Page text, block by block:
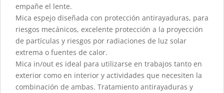
empañe el lente.
Mica espejo diseñada con protección antirayaduras, para
riesgos mecánicos, excelente protección a la proyección
de partículas y riesgos por radiaciones de luz solar
extrema o fuentes de calor.
Mica in/out es ideal para utilizarse en trabajos tanto en
exterior como en interior y actividades que necesiten la
combinación de ambas. Tratamiento antirayaduras y